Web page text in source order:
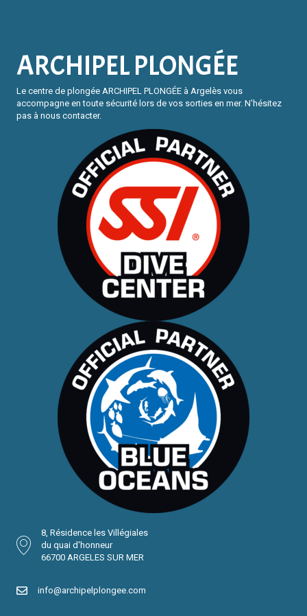
ARCHIPEL PLONGÉE
Le centre de plongée ARCHIPEL PLONGÉE à Argelès vous
accompagne en toute sécurité lors de vos sorties en mer. N'hésitez
pas à nous contacter.
8, Résidence les Villégiales
du quai d'honneur
66700 ARGELES SUR MER
info@archipelplongee.com